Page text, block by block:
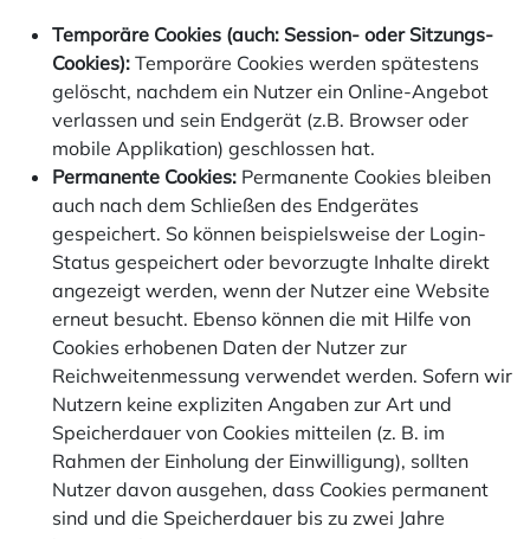
Temporäre Cookies (auch: Session- oder Sitzungs-
Cookies): Temporäre Cookies werden spätestens
gelöscht, nachdem ein Nutzer ein Online-Angebot
verlassen und sein Endgerät (z.B. Browser oder
mobile Applikation) geschlossen hat.
Permanente Cookies: Permanente Cookies bleiben
auch nach dem Schließen des Endgerätes
gespeichert. So können beispielsweise der Login-
Status gespeichert oder bevorzugte Inhalte direkt
angezeigt werden, wenn der Nutzer eine Website
erneut besucht. Ebenso können die mit Hilfe von
Cookies erhobenen Daten der Nutzer zur
Reichweitenmessung verwendet werden. Sofern wir
Nutzern keine expliziten Angaben zur Art und
Speicherdauer von Cookies mitteilen (z. B. im
Rahmen der Einholung der Einwilligung), sollten
Nutzer davon ausgehen, dass Cookies permanent
sind und die Speicherdauer bis zu zwei Jahre